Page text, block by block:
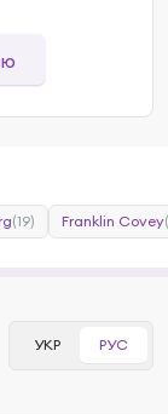
(19) Franklin Covey
УКР РУС